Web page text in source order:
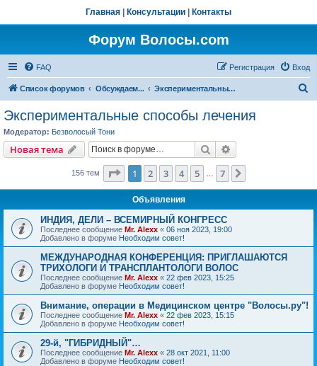
Главная Консультации Контакты
Форум Волосы.com
FAQ Вход
Регистрация
Список форумов Обсуждаем... Экспериментальные способы лечения
Экспериментальные способы лечения
Модератор: Безволосый Тони
Новая тема Поиск
156 тем Страница из
1 2 3 4 5 7
Объявления
ИНДИЯ, ДЕЛИ – ВСЕМИРНЫЙ КОНГРЕСС
Последнее сообщение Mr. Alexx « 06 ноя 2023, 19:00
Добавлено в форуме Необходим совет!
МЕЖДУНАРОДНАЯ КОНФЕРЕНЦИЯ: ПРИГЛАШАЮТСЯ
ТРИХОЛОГИ И ТРАНСПЛАНТОЛОГИ ВОЛОС
Последнее сообщение Mr. Alexx « 22 фев 2023, 15:25
Добавлено в форуме Необходим совет!
Внимание, операции в Медицинском центре "Волосы.ру"!
Последнее сообщение Mr. Alexx « 22 фев 2023, 15:15
Добавлено в форуме Необходим совет!
29-й, "ГИБРИДНЫЙ"…
Последнее сообщение Mr. Alexx « 28 окт 2021, 11:00
Добавлено в форуме Необходим совет!